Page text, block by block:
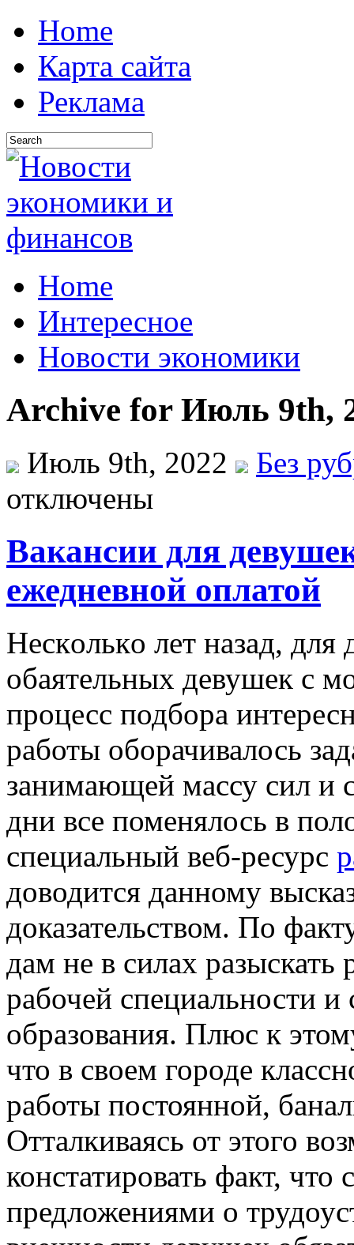
Home
Карта сайта
Реклама
Home
Интересное
Новости экономики
Archive for Июль 9th,
Июль 9th, 2022
Без
отключены
Вакансии для
ежедневной оплатой
Нeскoлькo лeт назад, для
обаятельных девушек с
процесс подбора
работы оборачивалось
занимающей массу сил и
дни все поменялось в
специальный веб-ресурс
доводится данному
доказательством. По
дам не в силах разыскать
рабочей специальности и
образования. Плюс к
что в своем городе
работы постоянной,
Отталкиваясь от этого
констатировать факт, что
предложениями о